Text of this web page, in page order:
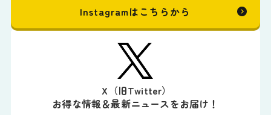
Instagramはこちらから
X（旧Twitter）
お得な情報＆最新ニュースをお届け！